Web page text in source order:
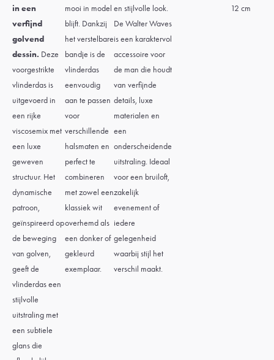
in een
verfijnd
golvend
dessin. Deze
voorgestrikte
vlinderdas is
uitgevoerd in
een rijke
viscosemix met
een luxe
geweven
structuur. Het
dynamische
patroon,
geïnspireerd op
de beweging
van golven,
geeft de
vlinderdas een
stijlvolle
uitstraling met
een subtiele
glans die
mooi in model
blijft. Dankzij
het verstelbare
bandje is de
vlinderdas
eenvoudig
aan te passen
voor
verschillende
halsmaten en
perfect te
combineren
met zowel een
klassiek wit
overhemd als
een donker of
gekleurd
exemplaar.
en stijlvolle look.
De Walter Waves
is een karaktervol
accessoire voor
de man die houdt
van verfijnde
details, luxe
materialen en
een
onderscheidende
uitstraling. Ideaal
voor een bruiloft,
zakelijk
evenement of
iedere
gelegenheid
waarbij stijl het
verschil maakt.
12 cm